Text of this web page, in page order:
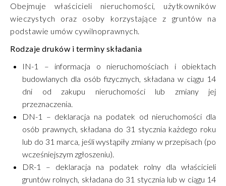
Obejmuje właścicieli nieruchomości, użytkowników
wieczystych oraz osoby korzystające z gruntów na
podstawie umów cywilnoprawnych.
Rodzaje druków i terminy składania
IN-1 – informacja o nieruchomościach i obiektach
budowlanych dla osób fizycznych, składana w ciągu 14
dni od zakupu nieruchomości lub zmiany jej
przeznaczenia.
DN-1 – deklaracja na podatek od nieruchomości dla
osób prawnych, składana do 31 stycznia każdego roku
lub do 31 marca, jeśli wystąpiły zmiany w przepisach (po
wcześniejszym zgłoszeniu).
DR-1 – deklaracja na podatek rolny dla właścicieli
gruntów rolnych, składana do 31 stycznia lub w ciągu 14